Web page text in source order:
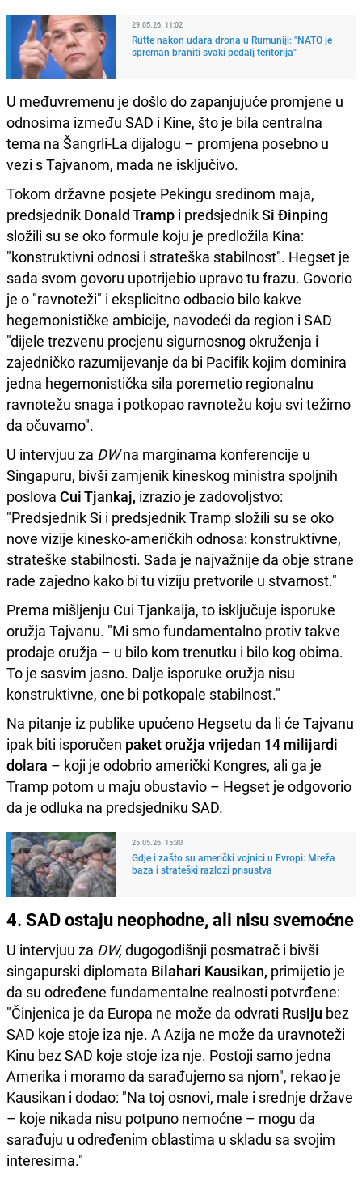
29.05.26. 11:02
Rutte nakon udara drona u Rumuniji: "NATO je
spreman braniti svaki pedalj teritorija"
U međuvremenu je došlo do zapanjujuće promjene u
odnosima između SAD i Kine, što je bila centralna
tema na Šangrli-La dijalogu – promjena posebno u
vezi s Tajvanom, mada ne isključivo.
Tokom državne posjete Pekingu sredinom maja,
predsjednik Donald Tramp i predsjednikSi Đinping
složili su se oko formule koju je predložila Kina:
"konstruktivni odnosi i strateška stabilnost". Hegset je
sada svom govoru upotrijebio upravo tu frazu. Govorio
je o "ravnoteži" i eksplicitno odbacio bilo kakve
hegemonističke ambicije, navodeći da region i SAD
"dijele trezvenu procjenu sigurnosnog okruženja i
zajedničko razumijevanje da bi Pacifik kojim dominira
jedna hegemonistička sila poremetio regionalnu
ravnotežu snaga i potkopao ravnotežu koju svi težimo
da očuvamo".
U intervjuu za DWna marginama konferencije u
Singapuru, bivši zamjenik kineskog ministra spoljnih
poslova Cui Tjankaj, izrazio je zadovoljstvo:
"Predsjednik Si i predsjednik Tramp složili su se oko
nove vizije kinesko-američkih odnosa: konstruktivne,
strateške stabilnosti. Sada je najvažnije da obje strane
rade zajedno kako bi tu viziju pretvorile u stvarnost."
Prema mišljenju Cui Tjankaija, to isključuje isporuke
oružja Tajvanu. "Mi smo fundamentalno protiv takve
prodaje oružja – u bilo kom trenutku i bilo kog obima.
To je sasvim jasno. Dalje isporuke oružja nisu
konstruktivne, one bi potkopale stabilnost."
Na pitanje iz publike upućeno Hegsetu da li će Tajvanu
ipak biti isporučen paket oružja vrijedan 14 milijardi
dolara – koji je odobrio američki Kongres, ali ga je
Tramp potom u maju obustavio – Hegset je odgovorio
da je odluka na predsjedniku SAD.
25.05.26. 15:30
Gdje i zašto su američki vojnici u Evropi: Mreža
baza i strateški razlozi prisustva
4. SAD ostaju neophodne, ali nisu svemoćne
U intervjuu za DW,dugogodišnji posmatrač i bivši
singapurski diplomata Bilahari Kausikan, primijetio je
da su određene fundamentalne realnosti potvrđene:
"Činjenica je da Europa ne može da odvrati Rusiju bez
SAD koje stoje iza nje. A Azija ne može da uravnoteži
Kinu bez SAD koje stoje iza nje. Postoji samo jedna
Amerika i moramo da sarađujemo sa njom", rekao je
Kausikan i dodao: "Na toj osnovi, male i srednje države
– koje nikada nisu potpuno nemoćne – mogu da
sarađuju u određenim oblastima u skladu sa svojim
interesima."